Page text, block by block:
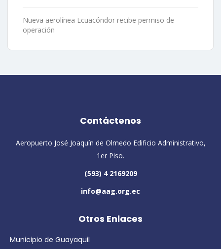
Nueva aerolínea Ecuacóndor recibe permiso de
operación
Contáctenos
Aeropuerto José Joaquín de Olmedo Edificio Administrativo,
1er Piso.
(593) 4 2169209
info@aag.org.ec
Otros Enlaces
Municipio de Guayaquil